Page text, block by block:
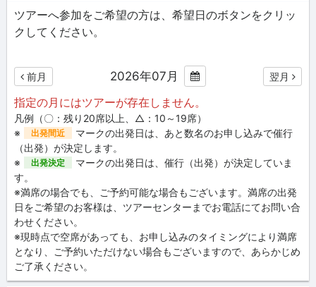
ツアーへ参加をご希望の方は、希望日のボタンをクリッ
クしてください。
前月 2026年07月 翌月
指定の月にはツアーが存在しません。
凡例（〇：残り20席以上、△：10～19席）
※
出発間近
マークの出発日は、あと数名のお申し込みで催行
（出発）が決定します。
※
出発決定
マークの出発日は、催行（出発）が決定していま
す。
※満席の場合でも、ご予約可能な場合もございます。満席の出発
日をご希望のお客様は、ツアーセンターまでお電話にてお問い合
わせください。
※現時点で空席があっても、お申し込みのタイミングにより満席
となり、ご予約いただけない場合もございますので、あらかじめ
ご了承ください。